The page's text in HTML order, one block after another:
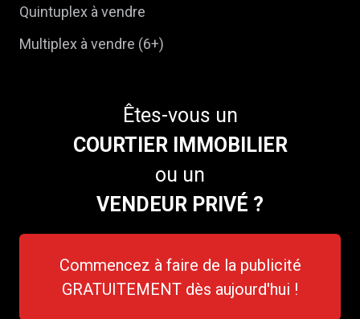
Quintuplex à vendre
Multiplex à vendre (6+)
Êtes-vous un
COURTIER IMMOBILIER
ou un
VENDEUR PRIVÉ ?
Commencez à faire de la publicité
GRATUITEMENT dès aujourd'hui !